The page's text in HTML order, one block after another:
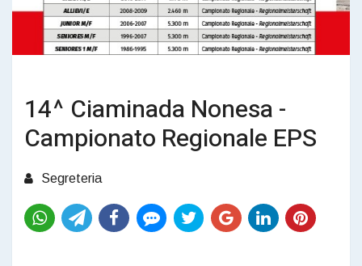
14^ Ciaminada Nonesa -
Campionato Regionale EPS
Segreteria